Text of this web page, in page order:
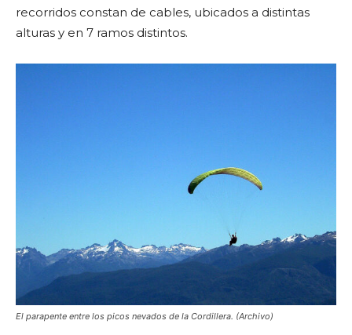
recorridos constan de cables, ubicados a distintas
alturas y en 7 ramos distintos.
El parapente entre los picos nevados de la Cordillera. (Archivo)